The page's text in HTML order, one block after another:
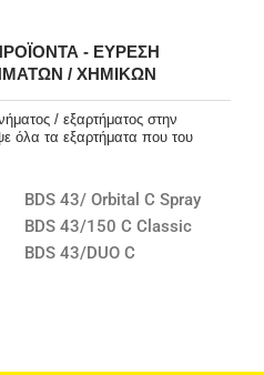
- ΕΎΡΕΣΗ
/ ΧΗΜΙΚΏΝ
/ εξαρτήματος στην
όλα τα εξαρτήματα που του
BDS 43/ Orbital C Spray
BDS 43/150 C Classic
BDS 43/DUO C